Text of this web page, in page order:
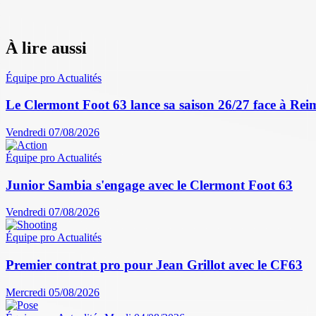
À lire aussi
Équipe pro Actualités
Le Clermont Foot 63 lance sa saison 26/27 face à
Vendredi 07/08/2026
Équipe pro Actualités
Junior Sambia s'engage avec le Clermont Foot 63
Vendredi 07/08/2026
Équipe proActualités
Premier contrat pro pour Jean Grillot avec le CF63
Mercredi 05/08/2026